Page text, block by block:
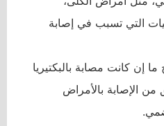
التي تسبب في إصابة
إن كانت مصابة بالبكتيريا
من الإصابة بالأمراض